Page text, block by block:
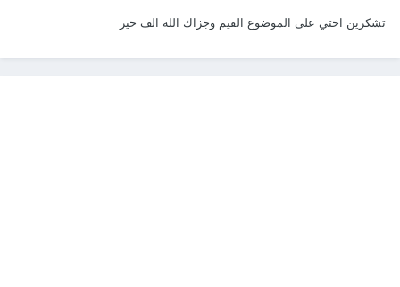
تشكرين اختي على الموضوع القيم وجزاك اللة الف خير